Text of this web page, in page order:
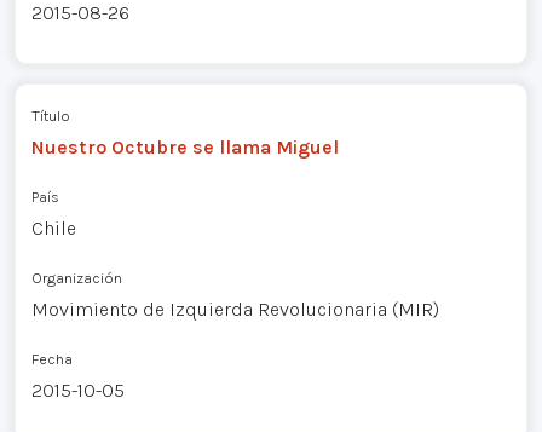
2015-08-26
Título
Nuestro Octubre se llama Miguel
País
Chile
Organización
Movimiento de Izquierda Revolucionaria (MIR)
Fecha
2015-10-05